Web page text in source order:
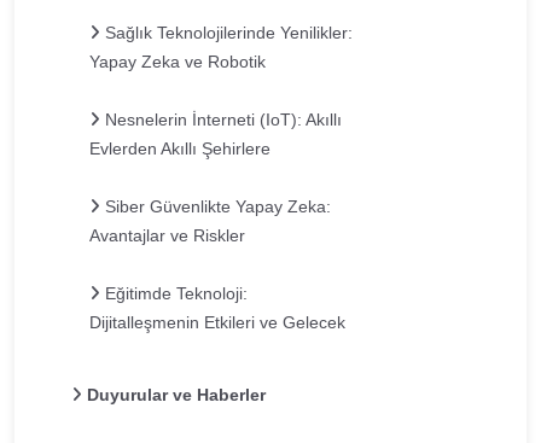
Sağlık Teknolojilerinde Yenilikler:
Yapay Zeka ve Robotik
Nesnelerin İnterneti (IoT): Akıllı
Evlerden Akıllı Şehirlere
Siber Güvenlikte Yapay Zeka:
Avantajlar ve Riskler
Eğitimde Teknoloji:
Dijitalleşmenin Etkileri ve Gelecek
Duyurular ve Haberler